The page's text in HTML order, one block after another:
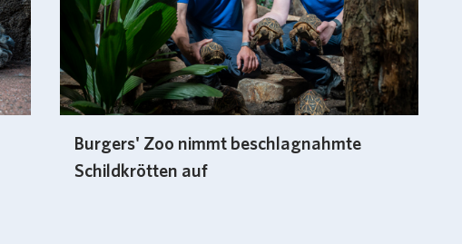
Burgers' Zoo nimmt beschlagnahmte
Schildkrötten auf